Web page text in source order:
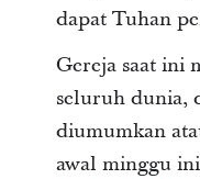
dapat Tuhan
Gereja saat ini
seluruh dunia,
diumumkan
awal minggu